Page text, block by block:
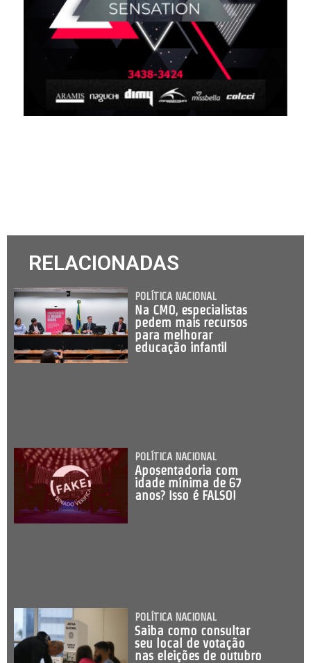
RELACIONADAS
POLÍTICA NACIONAL
Na CMO, especialistas
pedem mais recursos
para melhorar
educação infantil
POLÍTICA NACIONAL
Aposentadoria com
idade mínima de 67
anos? Isso é FALSO!
POLÍTICA NACIONAL
Saiba como consultar
seu local de votação
nas eleições de outubro